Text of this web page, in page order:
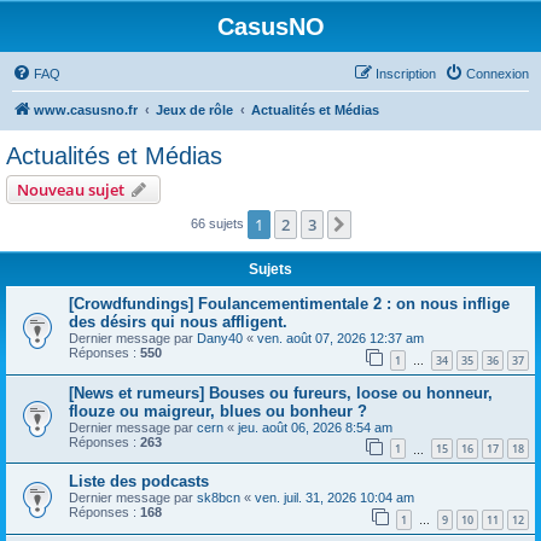
CasusNO
FAQ Connexion
Inscription
www.casusno.fr Jeux de rôle Actualités et Médias
Actualités et Médias
Nouveau sujet
66 sujets 1 2 3
Sujets
[Crowdfundings] Foulancementimentale 2 : on nous inflige
des désirs qui nous affligent.
Dernier message par Dany40 « ven. août 07, 2026 12:37 am
Réponses : 550 1 … 34 35 36 37
[News et rumeurs] Bouses ou fureurs, loose ou honneur,
flouze ou maigreur, blues ou bonheur ?
Dernier message par cern « jeu. août 06, 2026 8:54 am
Réponses : 263 1 15 16 17 18
Liste des podcasts
Dernier message par sk8bcn « ven. juil. 31, 2026 10:04 am
Réponses : 168 1 … 9 10 11 12